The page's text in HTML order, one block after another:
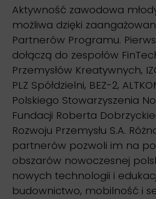
Aktywność zawodowa
możliwa dzięki
Partnerów Programu.
dołączą do zespołów
Przemysłów Kreatywnych,
PLZ Spółdzielni, BEZ-2,
Polskiego Stowarzyszenia
Fundacji Roberta
Rozwoju Przemysłu S.A.
partnerów pozwoli im na
obszarów nowoczesnej
nowych technologii i
budownictwo, mobilność i